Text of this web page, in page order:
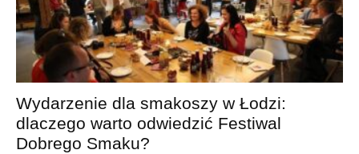
Wydarzenie dla smakoszy w Łodzi:
dlaczego warto odwiedzić Festiwal
Dobrego Smaku?